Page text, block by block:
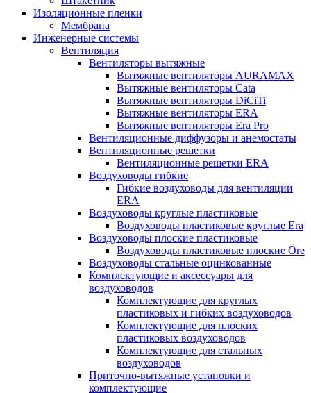
Изоляционные пленки
Мембрана
Инженерные системы
Вентиляция
Вентиляторы вытяжные
Вытяжные вентиляторы AURAMAX
Вытяжные вентиляторы Cata
Вытяжные вентиляторы DiCiTi
Вытяжные вентиляторы ERA
Вытяжные вентиляторы Era Pro
Вентиляционные диффузоры и анемостаты
Вентиляционные решетки
Вентиляционные решетки ERA
Воздуховоды гибкие
Гибкие воздуховоды для вентиляции
ERA
Воздуховоды круглые пластиковые
Воздуховоды пластиковые круглые Era
Воздуховоды плоские пластиковые
Воздуховоды пластиковые плоские Ore
Воздуховоды стальные оцинкованные
Комплектующие и аксессуары для
воздуховодов
Комплектующие для круглых
пластиковых и гибких воздуховодов
Комплектующие для плоских
пластиковых воздуховодов
Комплектующие для стальных
воздуховодов
Приточно-вытяжные установки и
комплектующие